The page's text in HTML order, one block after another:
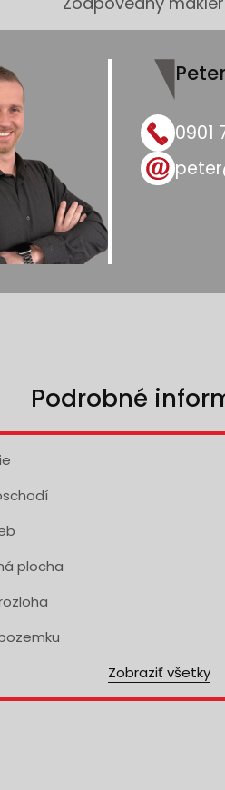
0901
Podrobné
plocha
Zobraziť všetky